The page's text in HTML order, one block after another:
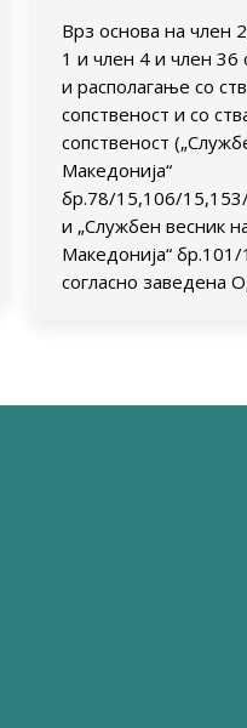
Врз основа на член
1 и член 4 и член
и располагање со
сопственост и со
сопственост
Македонија“
бр.78/15,106/
и „Службен весник
Македонија“
согласно заведена